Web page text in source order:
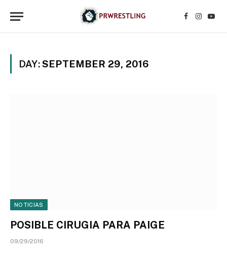
Facebook
DAY:SEPTEMBER 29, 2016
NOTICIAS
POSIBLE CIRUGIA PARA PAIGE
09/29/2016